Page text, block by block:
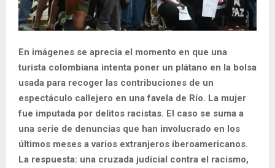
En imágenes se aprecia el momento en que una
turista colombiana intenta poner un plátano en la bolsa
usada para recoger las contribuciones de un
espectáculo callejero en una favela de Río. La mujer
fue imputada por delitos racistas. El caso se suma a
una serie de denuncias que han involucrado en los
últimos meses a varios extranjeros iberoamericanos.
La respuesta: una cruzada judicial contra el racismo,